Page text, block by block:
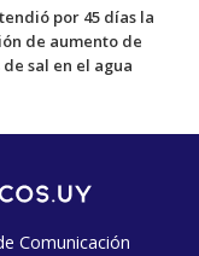
por 45 días la
de aumento de
sal en el agua
Comunicación